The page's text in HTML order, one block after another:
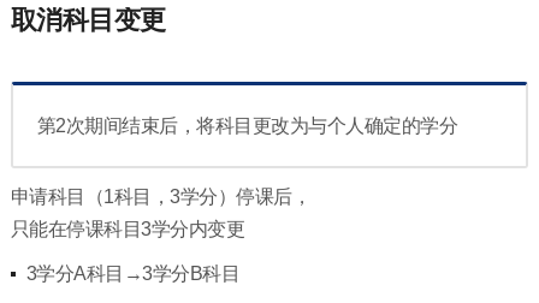
取消科目变更
第2次期间结束后，将科目更改为与个人确定的学分
申请科目（1科目，3学分）停课后，
只能在停课科目3学分内变更
3学分A科目→3学分B科目